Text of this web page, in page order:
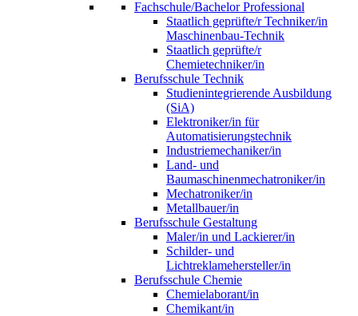
Fachschule/Bachelor Professional
Staatlich geprüfte/r Techniker/in
Maschinenbau-Technik
Staatlich geprüfte/r
Chemietechniker/in
Berufsschule Technik
Studienintegrierende Ausbildung
(SiA)
Elektroniker/in für
Automatisierungstechnik
Industriemechaniker/in
Land- und
Baumaschinenmechatroniker/in
Mechatroniker/in
Metallbauer/in
Berufsschule Gestaltung
Maler/in und Lackierer/in
Schilder- und
Lichtreklamehersteller/in
Berufsschule Chemie
Chemielaborant/in
Chemikant/in